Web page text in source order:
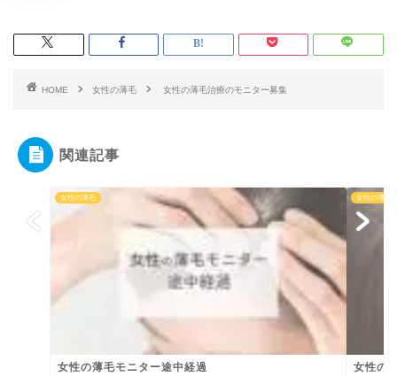
HOME 女性の薄毛 女性の薄毛治療のモニター募集
関連記事
女性の薄毛
女性の薄毛モニター途中経過
女性の薄毛
女性の